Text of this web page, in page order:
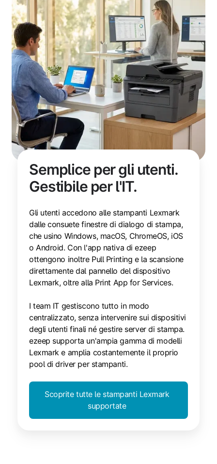
Semplice per gli utenti.
Gestibile per l'IT.
Gli utenti accedono alle stampanti Lexmark
dalle consuete finestre di dialogo di stampa,
che usino Windows, macOS, ChromeOS, iOS
o Android. Con l'app nativa di ezeep
ottengono inoltre Pull Printing e la scansione
direttamente dal pannello del dispositivo
Lexmark, oltre alla Print App for Services.
I team IT gestiscono tutto in modo
centralizzato, senza intervenire sui dispositivi
degli utenti finali né gestire server di stampa.
ezeep supporta un'ampia gamma di modelli
Lexmark e amplia costantemente il proprio
pool di driver per stampanti.
Scoprite tutte le stampanti Lexmark
supportate